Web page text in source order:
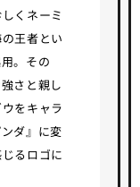
くネーミ
王者とい
。その
さと親し
をキャラ
ダ』に変
るロゴに